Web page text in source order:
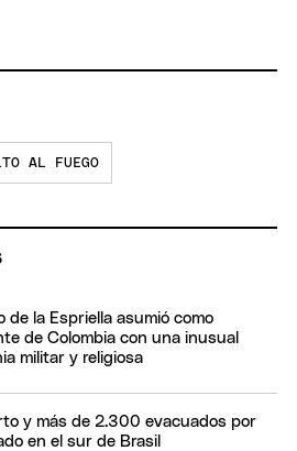
AL FUEGO
de la Espriella asumió como
de Colombia con una inusual
militar y religiosa
y más de 2.300 evacuados por
en el sur de Brasil